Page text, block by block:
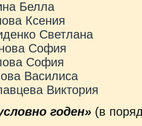
Белла
Ксения
Светлана
София
София
Василиса
Виктория
годен» (в